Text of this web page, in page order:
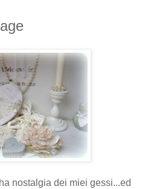
nostalgia dei miei gessi...ed